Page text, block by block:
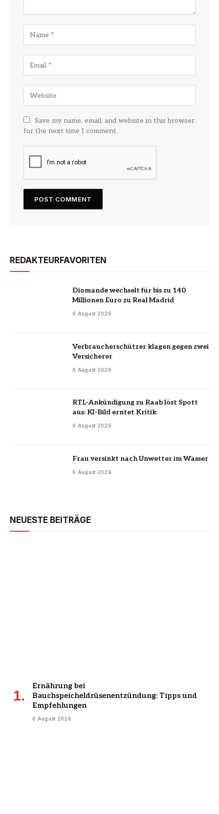
Save my name, email, and website in this browser
for the next time I comment.
REDAKTEURFAVORITEN
Diomande wechselt für bis zu 140
Millionen Euro zu Real Madrid
6 August 2026
Verbraucherschützer klagen gegen zwei
Versicherer
6 August 2026
RTL-Ankündigung zu Raab löst Spott
aus: KI-Bild erntet Kritik
6 August 2026
Frau versinkt nach Unwetter im Wasser
6 August 2026
NEUESTE BEITRÄGE
Ernährung bei
Bauchspeicheldrüsenentzündung: Tipps und
Empfehlungen
6 August 2026